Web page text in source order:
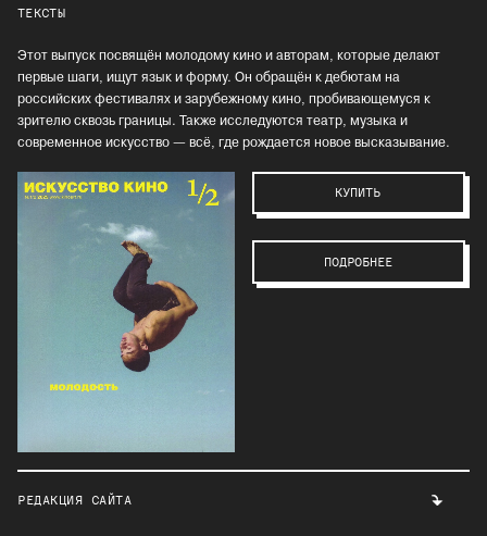
ТЕКСТЫ
Этот выпуск посвящён молодому кино и авторам, которые делают
первые шаги, ищут язык и форму. Он обращён к дебютам на
российских фестивалях и зарубежному кино, пробивающемуся к
зрителю сквозь границы. Также исследуются театр, музыка и
современное искусство — всё, где рождается новое высказывание.
КУПИТЬ
ПОДРОБНЕЕ
РЕДАКЦИЯ САЙТА